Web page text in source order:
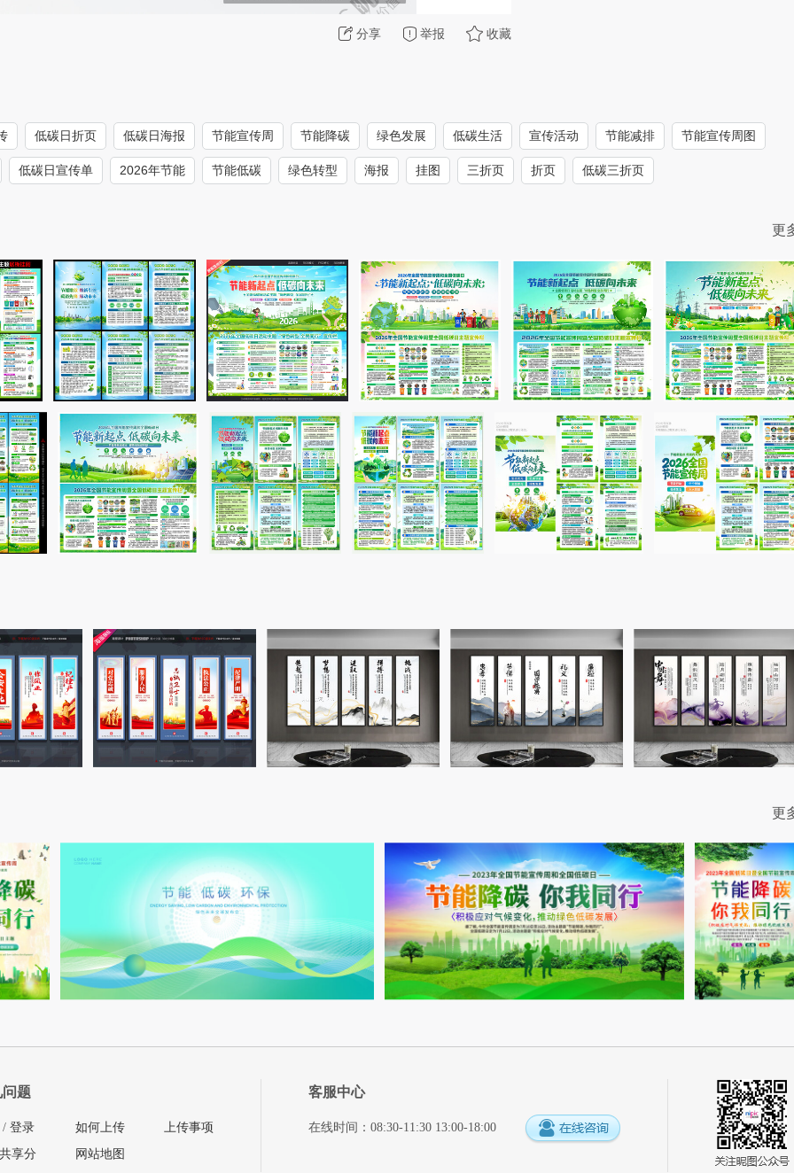
分享 举报 收藏
低碳日折页 低碳日海报 节能宣传周 节能降碳 绿色发展 低碳生活 宣传活动 节能减排 节能宣传周图
低碳日宣传单 2026年节能 节能低碳 绿色转型 海报 挂图 三折页 折页 低碳三折页
更
更
题
/ 登录
享分
如何上传
网站地图
上传事项
客服中心
在线时间：08:30-11:30 13:00-18:00